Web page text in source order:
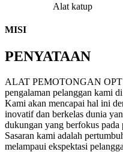
Alat katup
MISI
PENYATAAN
ALAT PEMOTONGAN OPT
pengalaman pelanggan kami
Kami akan mencapai hal ini
inovatif dan berkelas dunia
dukungan yang berfokus pada
Sasaran kami adalah
melampaui ekspektasi